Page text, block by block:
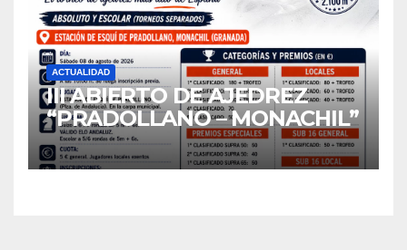
ACTUALIDAD
III ABIERTO DE AJEDREZ
“PRADOLLANO – MONACHIL”